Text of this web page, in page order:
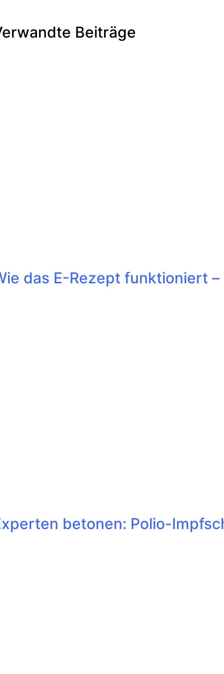
Beiträge
das E-Rezept funktioniert
betonen: Polio-